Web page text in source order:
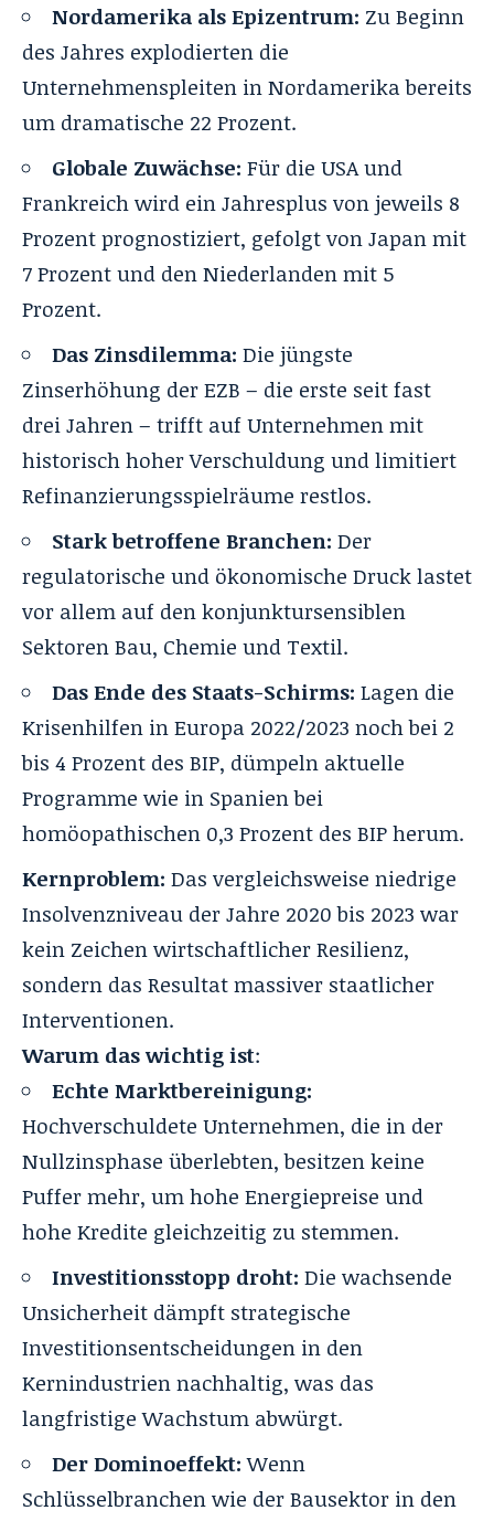
Nordamerika als Epizentrum: Zu Beginn
des Jahres explodierten die
Unternehmenspleiten in Nordamerika bereits
um dramatische 22 Prozent.
Globale Zuwächse: Für die USA und
Frankreich wird ein Jahresplus von jeweils 8
Prozent prognostiziert, gefolgt von Japan mit
7 Prozent und den Niederlanden mit 5
Prozent.
Das Zinsdilemma: Die jüngste
Zinserhöhung der EZB – die erste seit fast
drei Jahren – trifft auf Unternehmen mit
historisch hoher Verschuldung und limitiert
Refinanzierungsspielräume restlos.
Stark betroffene Branchen: Der
regulatorische und ökonomische Druck lastet
vor allem auf den konjunktursensiblen
Sektoren Bau, Chemie und Textil.
Das Ende des Staats-Schirms: Lagen die
Krisenhilfen in Europa 2022/2023 noch bei 2
bis 4 Prozent des BIP, dümpeln aktuelle
Programme wie in Spanien bei
homöopathischen 0,3 Prozent des BIP herum.
Kernproblem: Das vergleichsweise niedrige
Insolvenzniveau der Jahre 2020 bis 2023 war
kein Zeichen wirtschaftlicher Resilienz,
sondern das Resultat massiver staatlicher
Interventionen.
Warum das wichtig ist:
Echte Marktbereinigung:
Hochverschuldete Unternehmen, die in der
Nullzinsphase überlebten, besitzen keine
Puffer mehr, um hohe Energiepreise und
hohe Kredite gleichzeitig zu stemmen.
Investitionsstopp droht: Die wachsende
Unsicherheit dämpft strategische
Investitionsentscheidungen in den
Kernindustrien nachhaltig, was das
langfristige Wachstum abwürgt.
Der Dominoeffekt:Wenn
Schlüsselbranchen wie der Bausektor in den